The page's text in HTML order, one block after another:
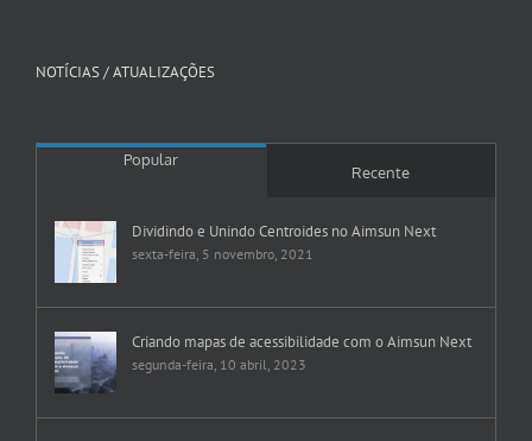
NOTÍCIAS / ATUALIZAÇÕES
Popular
Recente
Dividindo e Unindo Centroides no Aimsun Next
sexta-feira, 5 novembro, 2021
Criando mapas de acessibilidade com o Aimsun Next
segunda-feira, 10 abril, 2023